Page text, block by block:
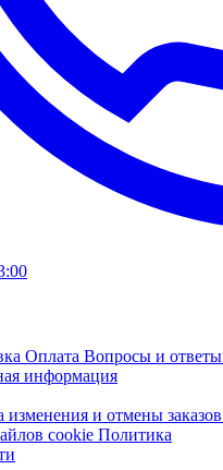
Оплата Вопросы и ответы
информация
изменения и отмены заказов
cookie Политика